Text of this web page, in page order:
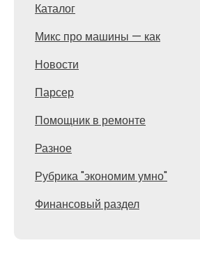
Каталог
Микс про машины — как
Новости
Парсер
Помощник в ремонте
Разное
Рубрика "экономим умно"
Финансовый раздел